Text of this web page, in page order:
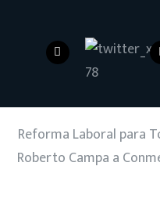
Reforma Laboral para
Roberto Campa a